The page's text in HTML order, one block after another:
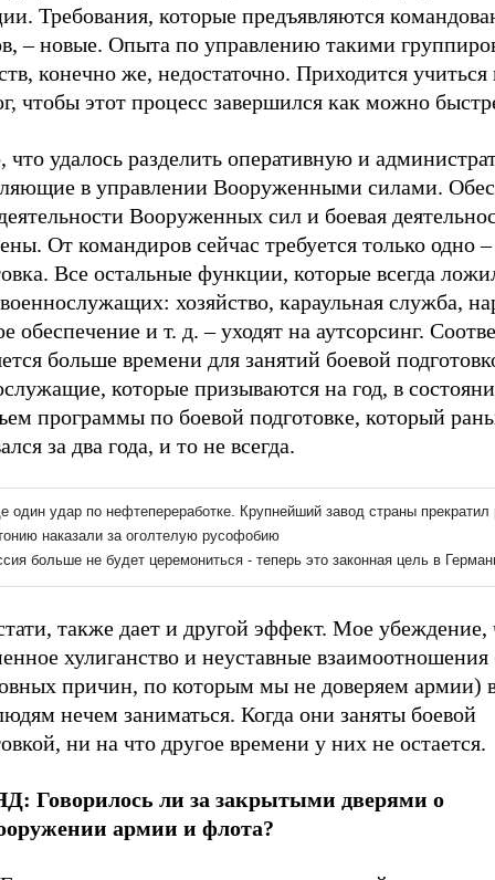
Требования, которые предъявляются
– новые. Опыта по управлению такими
конечно же, недостаточно. Приходится учиться
чтобы этот процесс завершился как можно
удалось разделить оперативную и
в управлении Вооруженными силами.
Вооруженных сил и боевая
От командиров сейчас требуется только одно –
Все остальные функции, которые всегда
хозяйство, караульная служба,
обеспечение и т. д. – уходят на аутсорсинг.
больше времени для занятий боевой
которые призываются на год, в
программы по боевой подготовке, который
за два года, и то не всегда.
также дает и другой эффект. Мое убеждение,
хулиганство и неуставные взаимоотношения
причин, по которым мы не доверяем армии)
нечем заниматься. Когда они заняты боевой
ни на что другое времени у них не остается.
Говорилось ли за закрытыми дверями о
армии и флота?